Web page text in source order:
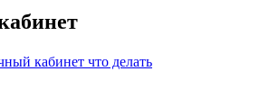
кабинет что делать